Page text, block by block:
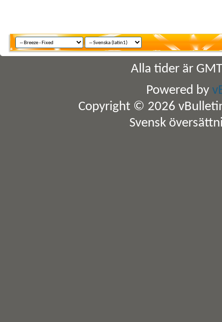
Alla tider är
Powered by
Copyright © 2026
Svensk